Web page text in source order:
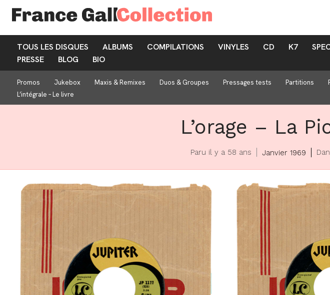
TOUS LES DISQUES ALBUMS COMPILATIONS VINYLES CD K7
PRESSE
BLOG BIO
Promos Jukebox Maxis & Remixes Duos & Groupes Pressages tests Partitions
L’intégrale – Le livre
L’orage – La
Paru il y a 58 ans Janvier 1969